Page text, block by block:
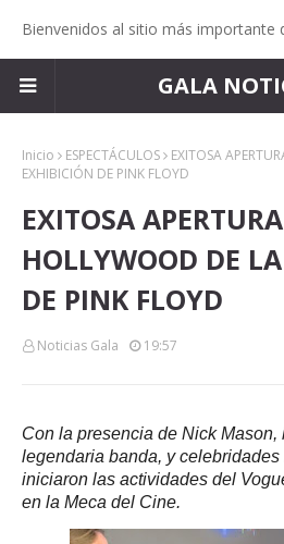
Bienvenidos al sitio más importante
GALA
Inicio ESPECTÁCULOS
EXITOSA
EXHIBICIÓN DE PINK FLOYD
EXITOSA
HOLLYWOOD DE
DE PINK FLOYD
Noticias Gala 19:57
Con la presencia de Nick Mason,
legendaria banda, y
iniciaron las actividades del
en la Meca del Cine.